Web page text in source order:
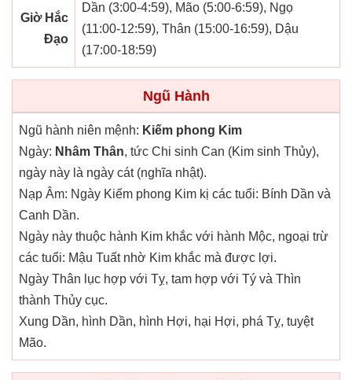
Giờ Hắc
Đạo
Dần (3:00-4:59), Mão (5:00-6:59), Ngọ
(11:00-12:59), Thân (15:00-16:59), Dậu
(17:00-18:59)
Ngũ Hành
Ngũ hành niên mệnh: Kiếm phong Kim
Ngày: Nhâm Thân, tức Chi sinh Can (Kim sinh Thủy),
ngày này là ngày cát (nghĩa nhật).
Nạp Âm: Ngày Kiếm phong Kim kị các tuổi: Bính Dần và
Canh Dần.
Ngày này thuộc hành Kim khắc với hành Mộc, ngoại trừ
các tuổi: Mậu Tuất nhờ Kim khắc mà được lợi.
Ngày Thân lục hợp với Tỵ, tam hợp với Tý và Thìn
thành Thủy cục.
Xung Dần, hình Dần, hình Hợi, hại Hợi, phá Tỵ, tuyệt
Mão.